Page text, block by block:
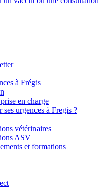
à Frégis
en charge
ses urgences à Fregis ?
vétérinaires
ASV
et formations